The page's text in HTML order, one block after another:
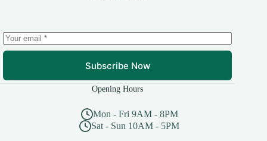
Subscribe Now
Opening Hours
Mon - Fri 9AM - 8PM
Sat - Sun 10AM - 5PM